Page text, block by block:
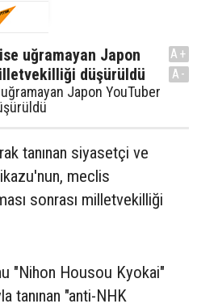
uğramayan Japon
düşürüldü
Japon YouTuber
A+
A-
tanınan siyasetçi ve
meclis
sonrası milletvekilliği
"Nihon Housou Kyokai"
tanınan "anti-NHK